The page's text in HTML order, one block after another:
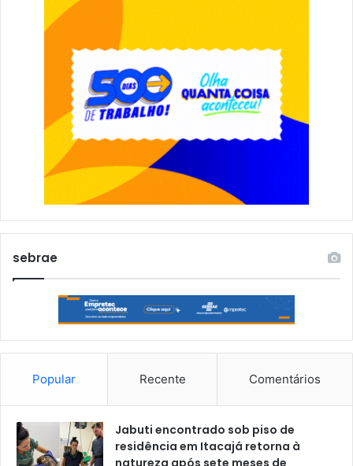
sebrae
Popular Recente Comentários
Jabuti encontrado sob piso de
residência em Itacajá retorna à